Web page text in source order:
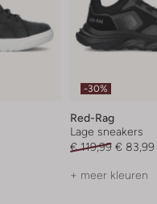
-30%
Red-Rag
Lage sneakers
€ 119,99 € 83,99
+ meer kleuren